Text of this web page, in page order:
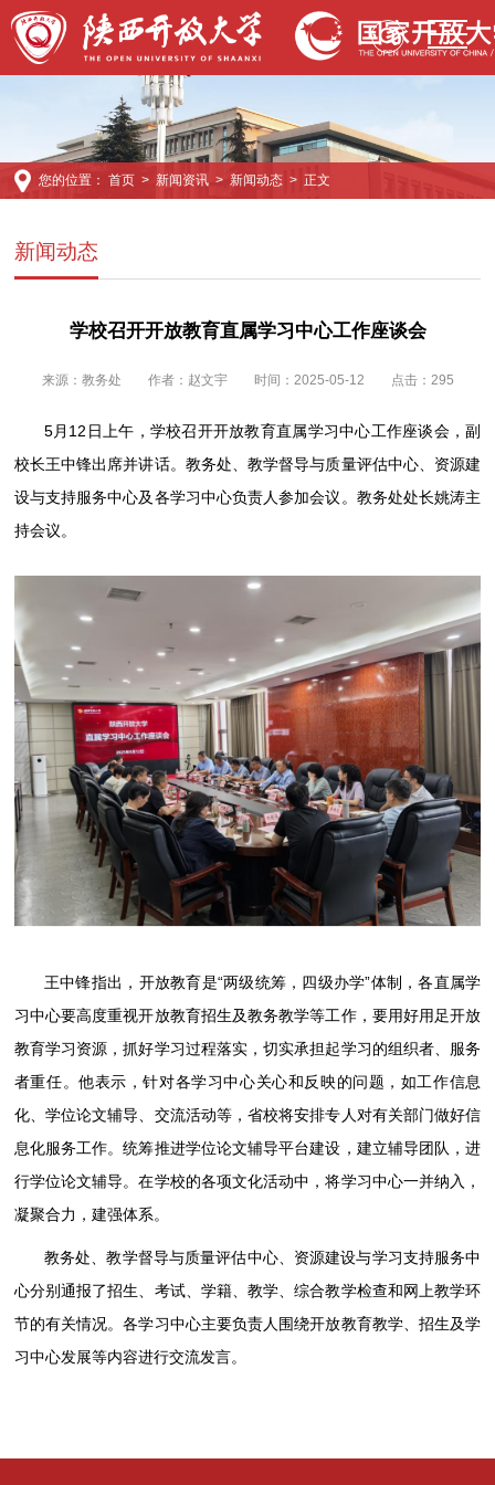
您的位置： 首页> 新闻资讯> 新闻动态> 正文
新闻动态
学校召开开放教育直属学习中心工作座谈会
来源： 教务处 作者：赵文宇 时间：2025-05-12 点击： 295
5月12日上午，学校召开开放教育直属学习中心工作座谈会，副
校长王中锋出席并讲话。教务处、教学督导与质量评估中心、资源建
设与支持服务中心及各学习中心负责人参加会议。教务处处长姚涛主
持会议。
王中锋指出，开放教育是“两级统筹，四级办学”体制，各直属学
习中心要高度重视开放教育招生及教务教学等工作，要用好用足开放
教育学习资源，抓好学习过程落实，切实承担起学习的组织者、服务
者重任。他表示，针对各学习中心关心和反映的问题，如工作信息
化、学位论文辅导、交流活动等，省校将安排专人对有关部门做好信
息化服务工作。统筹推进学位论文辅导平台建设，建立辅导团队，进
行学位论文辅导。在学校的各项文化活动中，将学习中心一并纳入，
凝聚合力，建强体系。
教务处、教学督导与质量评估中心、资源建设与学习支持服务中
心分别通报了招生、考试、学籍、教学、综合教学检查和网上教学环
节的有关情况。各学习中心主要负责人围绕开放教育教学、招生及学
习中心发展等内容进行交流发言。